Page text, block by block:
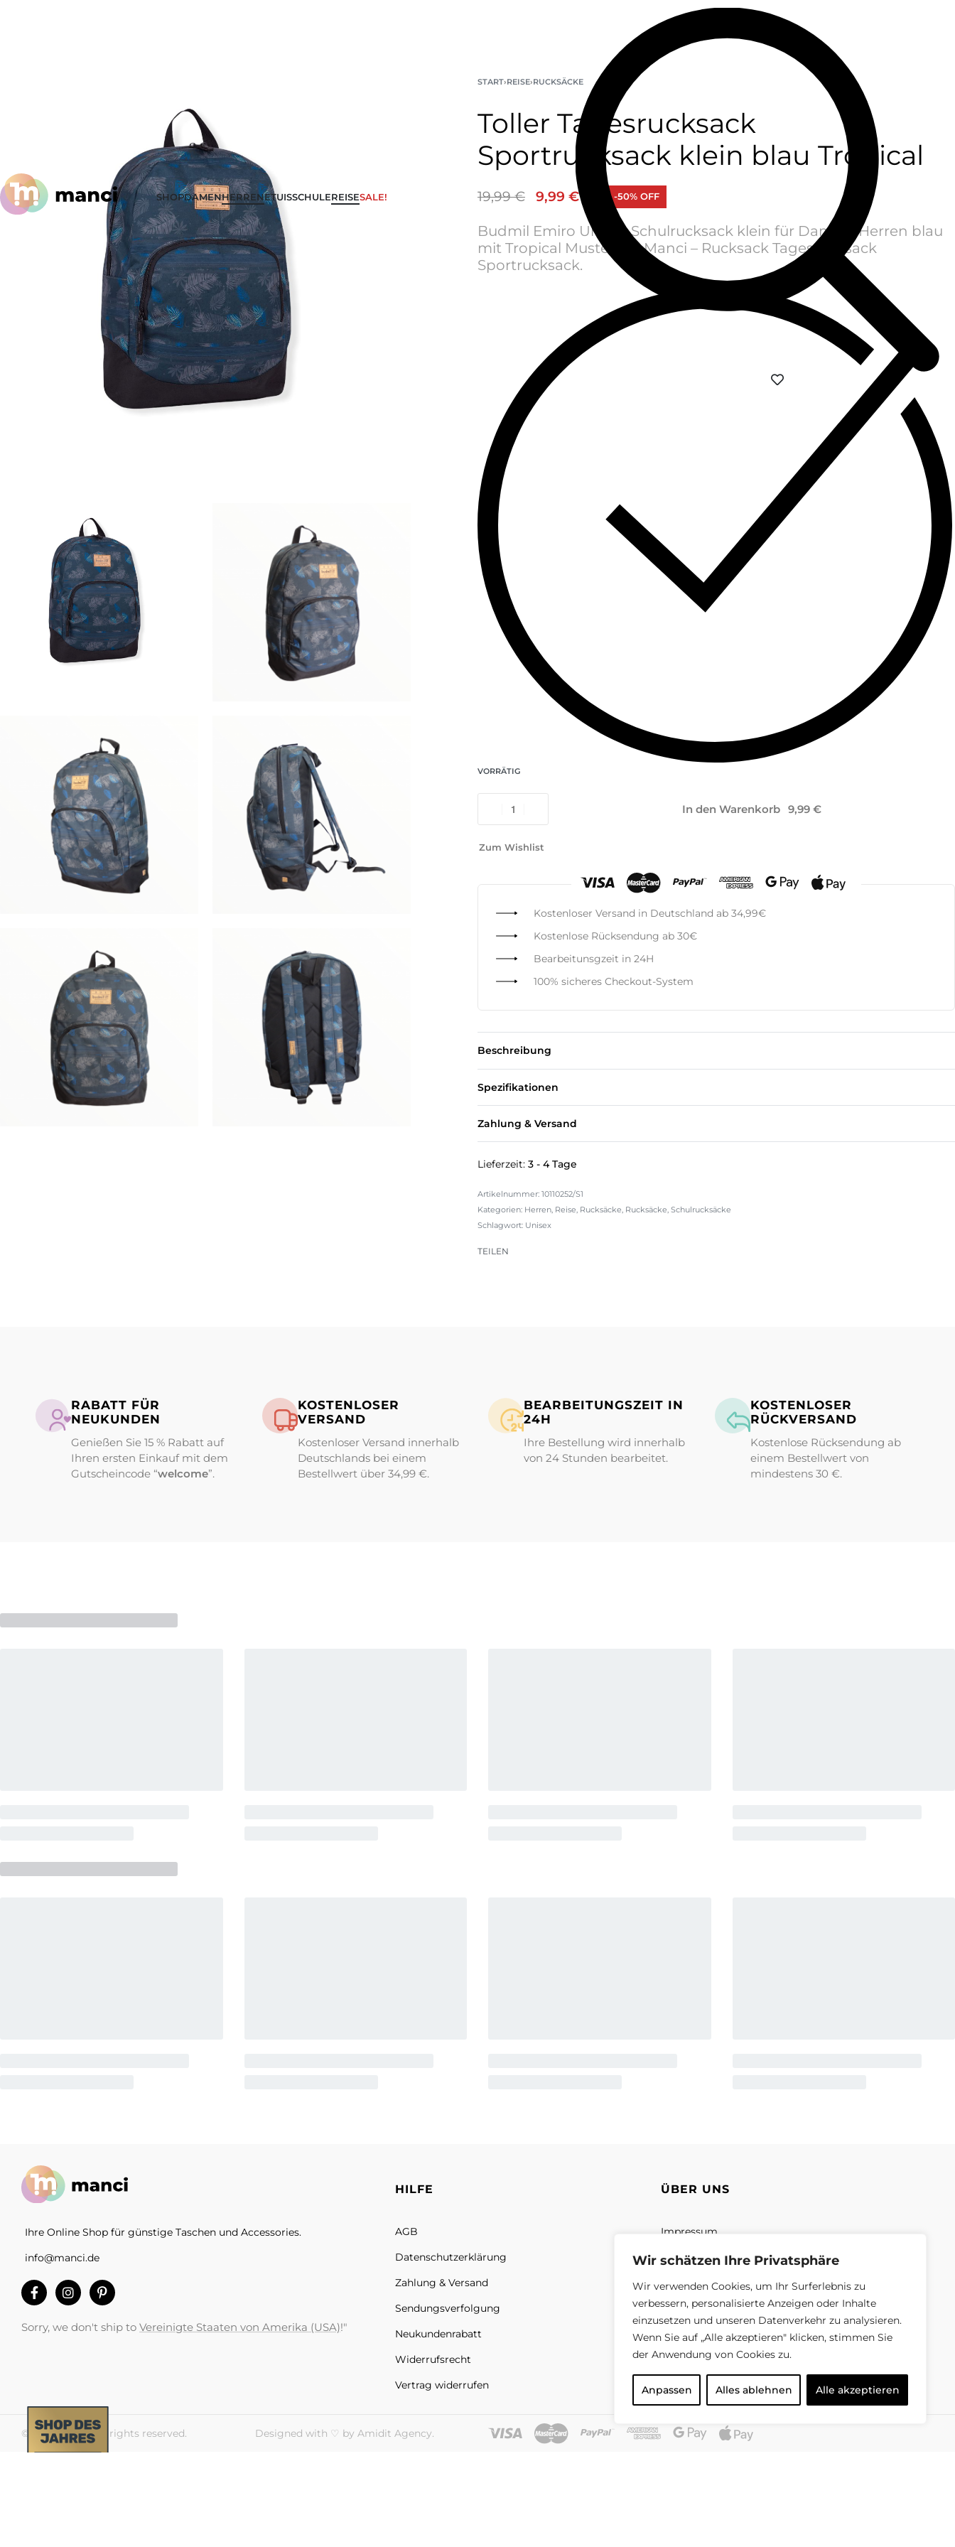
Wir schätzen Ihre Privatsphäre
Wir verwenden Cookies, um Ihr Surferlebnis zu
verbessern, personalisierte Anzeigen oder Inhalte
einzusetzen und unseren Datenverkehr zu analysieren.
Wenn Sie auf „Alle akzeptieren" klicken, stimmen Sie
der Anwendung von Cookies zu.
Anpassen Alles ablehnen Alle akzeptieren
SHOPDAMENHERRENETUISSCHULEREISESALE!
START›REISE›RUCKSÄCKE
Toller Tagesrucksack
Sportrucksack klein blau Tropical
19,99€ 9,99 € -50% OFF
Budmil Emiro Unisex Schulrucksack klein für Damen, Herren blau
mit Tropical Muster bei Manci – Rucksack Tagesrucksack
Sportrucksack.
VORRÄTIG
In den Warenkorb
Zum Wishlist
Kostenloser Versand in Deutschland ab 34,99€
Kostenlose Rücksendung ab 30€
Bearbeitunsgzeit in 24H
100% sicheres Checkout-System
Beschreibung
Spezifikationen
Zahlung & Versand
Lieferzeit: 3 - 4 Tage
10110252/S1
Kategorien: Herren Reise Rucksäcke Rucksäcke Schulrucksäcke
Schlagwort: Unisex
TEILEN
RABATT FÜR
NEUKUNDEN
Genießen Sie 15 % Rabatt auf
Ihren ersten Einkauf mit dem
Gutscheincode “welcome”.
KOSTENLOSER
VERSAND
Kostenloser Versand innerhalb
Deutschlands bei einem
Bestellwert über 34,99 €.
BEARBEITUNGS­ZEIT IN
24H
Ihre Bestellung wird innerhalb
von 24 Stunden bearbeitet.
KOSTENLOSER
RÜCKVERSAND
Kostenlose Rücksendung ab
einem Bestellwert von
mindestens 30 €.
Ihre Online Shop für günstige Taschen und Accessories.
info@manci.de
Sorry, we don't ship to Vereinigte Staaten von Amerika (USA)!"
HILFE
AGB
Datenschutz­erklärung
Zahlung & Versand
Sendungs­verfolgung
Neukundenrabatt
Widerrufsrecht
Vertrag widerrufen
ÜBER UNS
Impressum
Unsere Mission
Unsere Geschäft
Über uns
© 2026 Manci. All rights reserved. Designed with ♡ by Amidit Agency.